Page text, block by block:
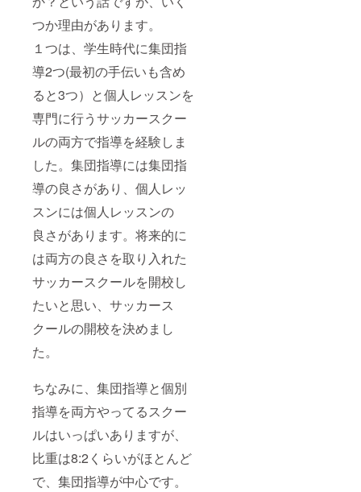
つか理由があります。
１つは、学生時代に集団指
導2つ(最初の手伝いも含め
ると3つ）と個人レッスンを
専門に行うサッカースクー
ルの両方で指導を経験しま
した。集団指導には集団指
導の良さがあり、個人レッ
スンには個人レッスンの
良さがあります。将来的に
は両方の良さを取り入れた
サッカースクールを開校し
たいと思い、サッカース
クールの開校を決めまし
た。
ちなみに、集団指導と個別
指導を両方やってるスクー
ルはいっぱいありますが、
比重は8:2くらいがほとんど
で、集団指導が中心です。